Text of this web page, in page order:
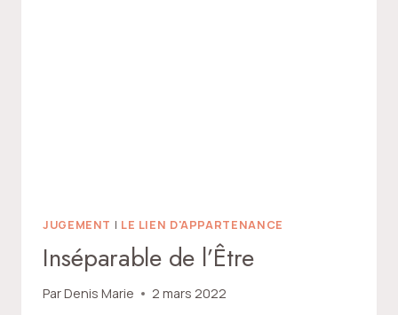
JUGEMENT | LE LIEN D'APPARTENANCE
Inséparable de l’Être
ParDenis Marie 2 mars 2022